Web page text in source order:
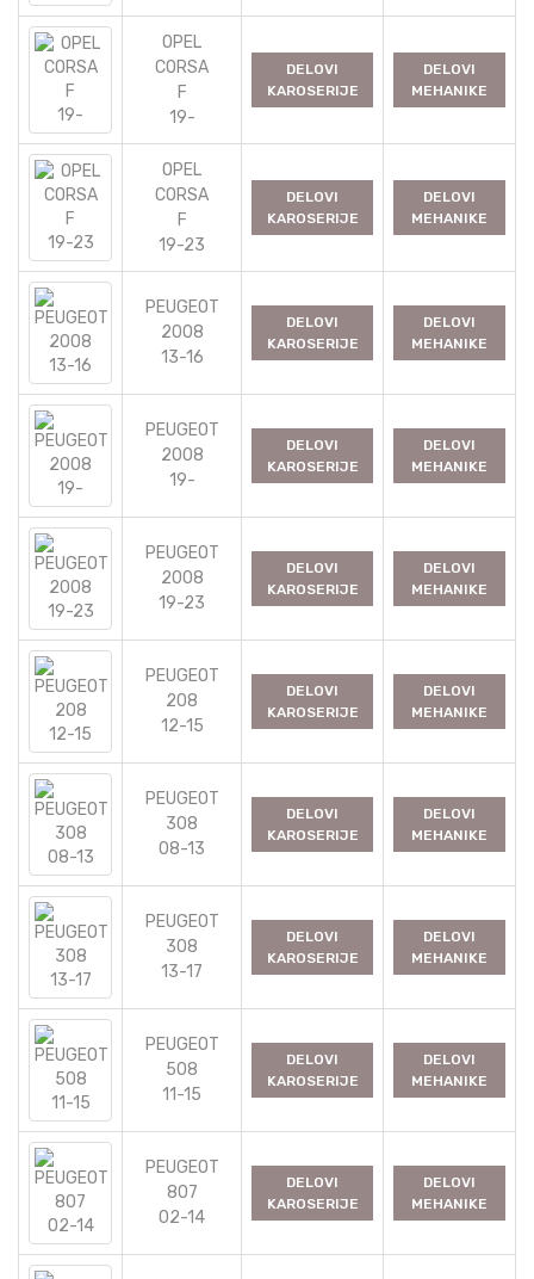
OPEL
CORSA
F
19-
DELOVI
KAROSERIJE
DELOVI
MEHANIKE
OPEL
CORSA
F
19-23
DELOVI
KAROSERIJE
DELOVI
MEHANIKE
PEUGEOT
2008
13-16
DELOVI
KAROSERIJE
DELOVI
MEHANIKE
PEUGEOT
2008
19-
DELOVI
KAROSERIJE
DELOVI
MEHANIKE
PEUGEOT
2008
19-23
DELOVI
KAROSERIJE
DELOVI
MEHANIKE
PEUGEOT
208
12-15
DELOVI
KAROSERIJE
DELOVI
MEHANIKE
PEUGEOT
308
08-13
DELOVI
KAROSERIJE
DELOVI
MEHANIKE
PEUGEOT
308
13-17
DELOVI
KAROSERIJE
DELOVI
MEHANIKE
PEUGEOT
508
11-15
DELOVI
KAROSERIJE
DELOVI
MEHANIKE
PEUGEOT
807
02-14
DELOVI
KAROSERIJE
DELOVI
MEHANIKE